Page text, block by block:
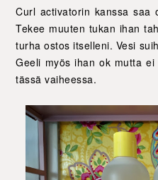
Curl activatorin kanssa saa
Tekee muuten tukan ihan
turha ostos itselleni. Vesi
Geeli myös ihan ok mutta
tässä vaiheessa.